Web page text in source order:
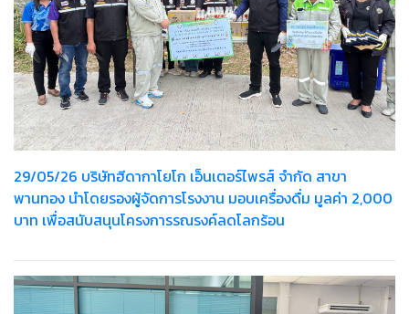
29/05/26 บริษัทฮีดากาโยโก เอ็นเตอร์ไพรส์ จำกัด สาขา
พานทอง นำโดยรองผู้จัดการโรงงาน มอบเครื่องดื่ม มูลค่า 2,000
บาท เพื่อสนับสนุนโครงการรณรงค์ลดโลกร้อน